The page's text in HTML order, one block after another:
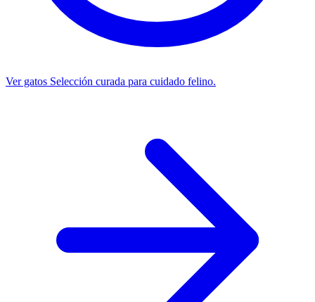
Ver gatos Selección curada para cuidado felino.